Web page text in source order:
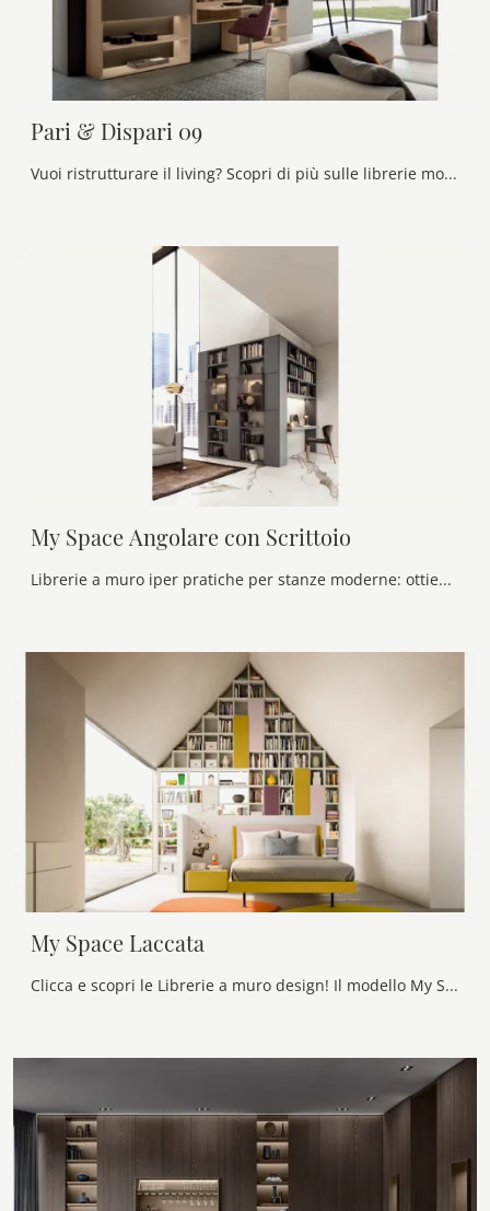
Pari & Dispari 09
Vuoi ristrutturare il living? Scopri di più sulle librerie moderne a muro e arreda i tuoi spazi con il modello Pari & Dispari 09.
My Space Angolare con Scrittoio
Librerie a muro iper pratiche per stanze moderne: ottieni informazioni sul modello My Space Angolare con Scrittoio del marchio Alf Da Frè!
My Space Laccata
Clicca e scopri le Librerie a muro design! Il modello My Space Laccata Alf Da Frè saprà ultimare un living pratico e dinamico.